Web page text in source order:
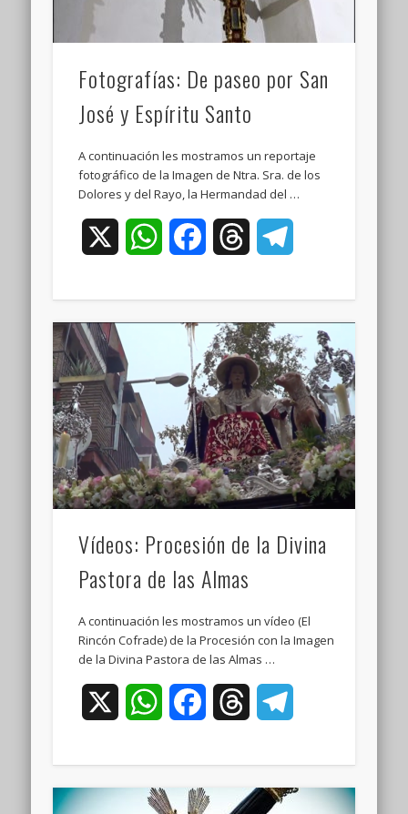
Fotografías: De paseo por San
José y Espíritu Santo
A continuación les mostramos un reportaje
fotográfico de la Imagen de Ntra. Sra. de los
Dolores y del Rayo, la Hermandad del …
WhatsAppFacebookThreads
Vídeos: Procesión de la Divina
Pastora de las Almas
A continuación les mostramos un vídeo (El
Rincón Cofrade) de la Procesión con la Imagen
de la Divina Pastora de las Almas …
WhatsAppFacebookThreads